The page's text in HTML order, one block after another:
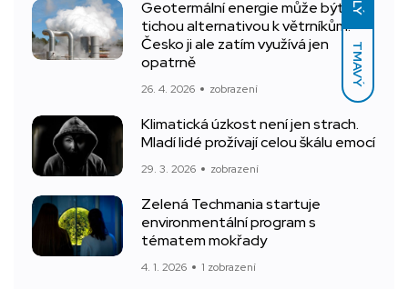
TMAVÝ
Geotermální energie může být
tichou alternativou k větrníkům.
Česko ji ale zatím využívá jen
opatrně
26. 4. 2026 zobrazení
Klimatická úzkost není jen strach.
Mladí lidé prožívají celou škálu emocí
29. 3. 2026 zobrazení
Zelená Techmania startuje
environmentální program s
tématem mokřady
4. 1. 2026 1 zobrazení